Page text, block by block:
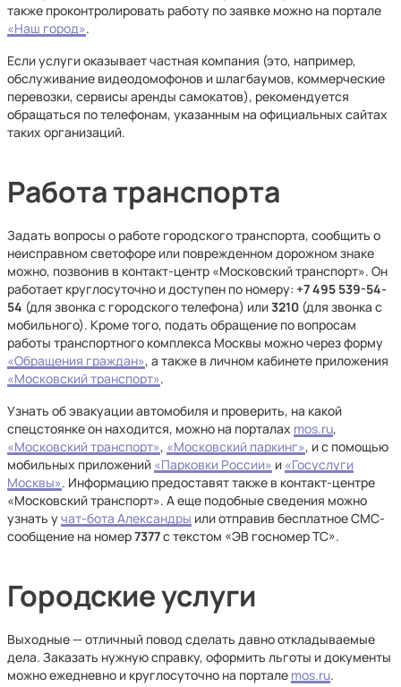
также проконтролировать работу по заявке можно на портале
«Наш город».
Если услуги оказывает частная компания (это, например,
обслуживание видеодомофонов и шлагбаумов, коммерческие
перевозки, сервисы аренды самокатов), рекомендуется
обращаться по телефонам, указанным на официальных сайтах
таких организаций.
Работа транспорта
Задать вопросы о работе городского транспорта, сообщить о
неисправном светофоре или поврежденном дорожном знаке
можно, позвонив в контакт-центр «Московский транспорт». Он
работает круглосуточно и доступен по номеру: +7 495 539-54-
54 (для звонка с городского телефона) или3210 (для звонка с
мобильного). Кроме того, подать обращение по вопросам
работы транспортного комплекса Москвы можно через форму
«Обращения граждан», а также в личном кабинете приложения
«Московский транспорт».
Узнать об эвакуации автомобиля и проверить, на какой
спецстоянке он находится, можно на порталах mos.ru,
«Московский транспорт», «Московский паркинг», и с помощью
мобильных приложений «Парковки России» и «Госуслуги
Москвы». Информацию предоставят также в контакт-центре
«Московский транспорт». А еще подобные сведения можно
узнать учат-бота Александры или отправив бесплатное СМС-
сообщение на номер7377с текстом «ЭВ госномер ТС».
Городские услуги
Выходные — отличный повод сделать давно откладываемые
дела. Заказать нужную справку, оформить льготы и документы
можно ежедневно и круглосуточно на портале mos.ru.